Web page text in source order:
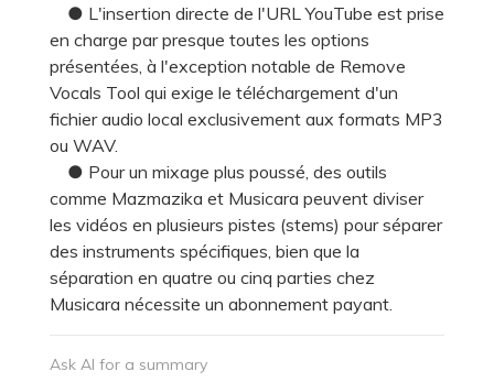
● L'insertion directe de l'URL YouTube est prise
en charge par presque toutes les options
présentées, à l'exception notable de Remove
Vocals Tool qui exige le téléchargement d'un
fichier audio local exclusivement aux formats MP3
ou WAV.
● Pour un mixage plus poussé, des outils
comme Mazmazika et Musicara peuvent diviser
les vidéos en plusieurs pistes (stems) pour séparer
des instruments spécifiques, bien que la
séparation en quatre ou cinq parties chez
Musicara nécessite un abonnement payant.
Ask AI for a summary